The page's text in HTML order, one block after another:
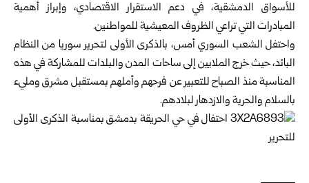
للأسواق الدمشقية، في دعم الاستقرار الاقتصادي، وإبراز أهمية
المبادرات التي تراعي الظروف المعيشية للمواطنين.
واحتفل الشعب السوري أمس، بالذكرى الأولى لتحرير سوريا من النظام
البائد، حيث خرج الملايين إلى ساحات المدن والبلدات للمشاركة في هذه
المناسبة منذ الصباح للتعبير عن فرحهم وأملهم بمستقبل مشرق ومليء
بالسلام والحرية والازدهار لبلادهم.